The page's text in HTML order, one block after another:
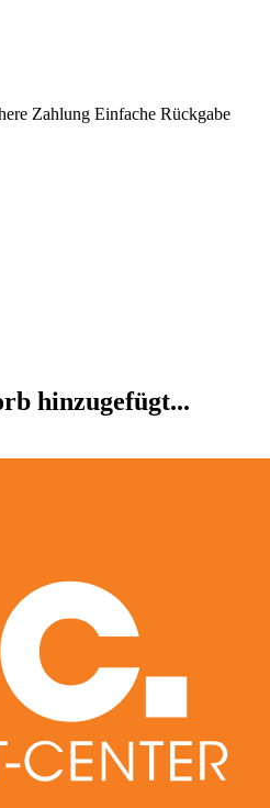
Zahlung Einfache Rückgabe
hinzugefügt...